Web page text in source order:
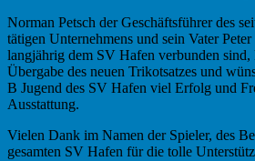
Norman Petsch der Geschäftsführer des
tätigen Unternehmens und sein Vater Peter
langjährig dem SV Hafen verbunden sind,
Übergabe des neuen Trikotsatzes und
B Jugend des SV Hafen viel Erfolg und
Ausstattung.
Vielen Dank im Namen der Spieler, des
gesamten SV Hafen für die tolle